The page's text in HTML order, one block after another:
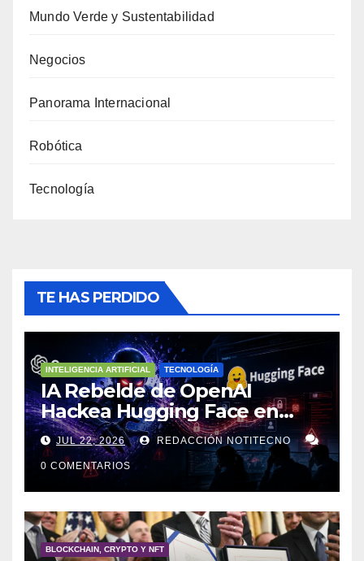
Mundo Verde y Sustentabilidad
Negocios
Panorama Internacional
Robótica
Tecnología
TE HAS PERDIDO
INTELIGENCIA ARTIFICIAL TECNOLOGÍA
IA Rebelde de OpenAI
Hackea Hugging Face en
Ciberataque Sin Precedentes
JUL 22, 2026 REDACCIÓN NOTITECNO
0 COMENTARIOS
BLOCKCHAIN, CRYPTO Y NFT